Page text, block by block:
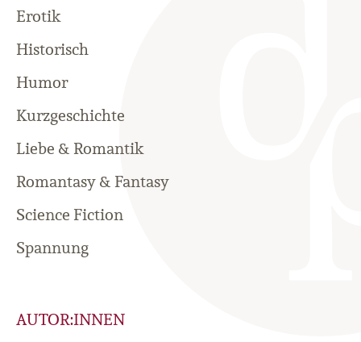
Erotik
Historisch
Humor
Kurzgeschichte
Liebe & Romantik
Romantasy & Fantasy
Science Fiction
Spannung
AUTOR:INNEN